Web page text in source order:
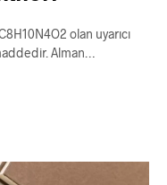
olan uyarıcı
Alman…